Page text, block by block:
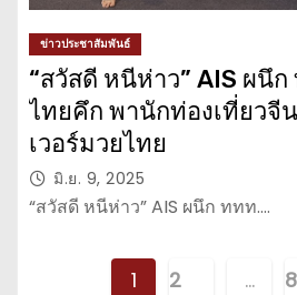
ข่าวประชาสัมพันธ์
“สวัสดี หนีห่าว” AIS ผนึก
ไทยคึก พานักท่องเที่ยวจี
เวอร์มวยไทย
มิ.ย. 9, 2025
“สวัสดี หนีห่าว” AIS ผนึก ททท.…
1 2 … 8